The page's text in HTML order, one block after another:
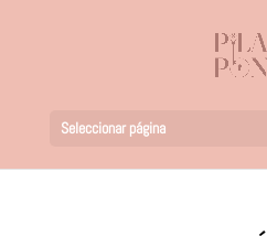
Seleccionar página